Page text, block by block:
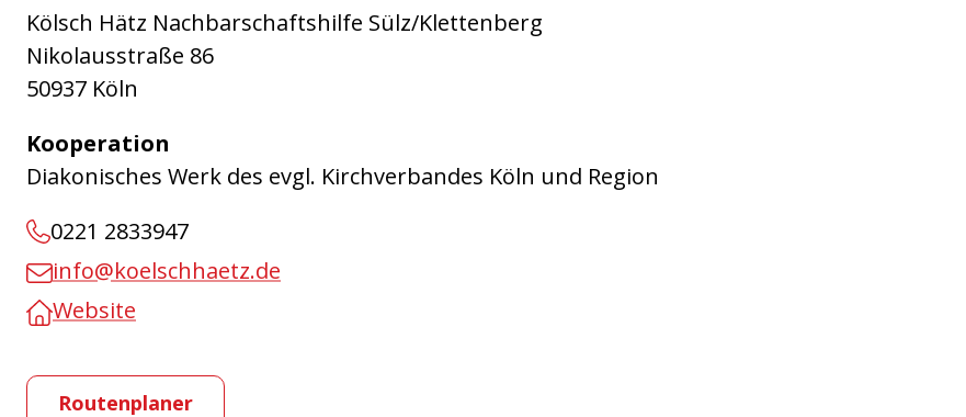
Kölsch Hätz Nachbarschaftshilfe Sülz/Klettenberg
Nikolausstraße 86
50937 Köln
Kooperation
Diakonisches Werk des evgl. Kirchverbandes Köln und Region
0221 2833947
info@koelschhaetz.de
Website
Routenplaner